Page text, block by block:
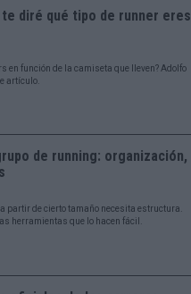
diré qué tipo de runner eres
en función de la camiseta que lleven? Adolfo
artículo.
de running: organización,
partir de cierto tamaño necesita estructura.
herramientas que lo hacen fácil.